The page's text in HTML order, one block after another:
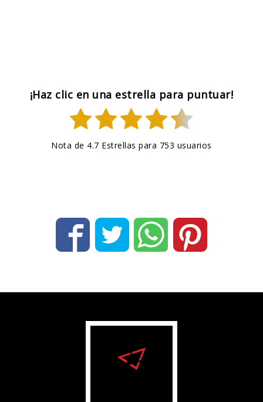
¡Haz clic en una estrella para puntuar!
Nota de 4.7 Estrellas para 753 usuarios